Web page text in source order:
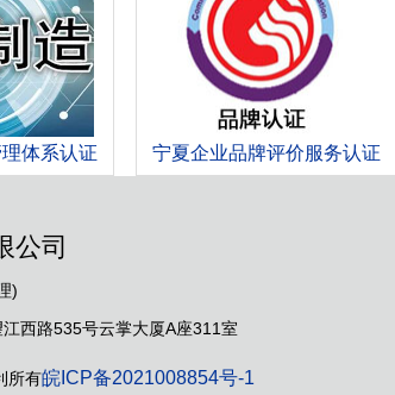
体系认证 宁夏企业品牌评价服务认证
公司
)
路535号云掌大厦A座311室
所有皖ICP备2021008854号-1